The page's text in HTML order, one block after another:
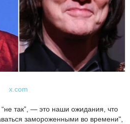
x.com
так”, — это наши ожидания, что
замороженными во времени",